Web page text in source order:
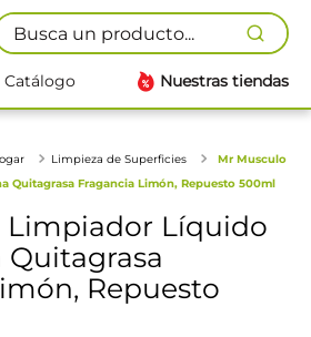
un producto...
Catálogo Nuestras tiendas
Limpieza de Superficies
Mr Musculo
Quitagrasa Fragancia Limón, Repuesto 500ml
Limpiador Líquido
Quitagrasa
Repuesto